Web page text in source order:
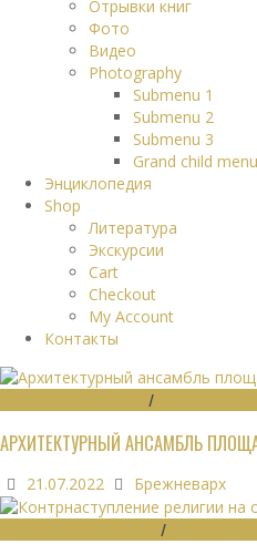
Отрывки книг
Фото
Видео
Photography
Submenu 1
Submenu 2
Submenu 3
Grand child menu
Энциклопедия
Shop
Литература
Экскурсии
Cart
Checkout
My Account
Контакты
/
АРХИТЕКТУРНЫЙ АНСАМБЛЬ
21.07.2022 Брежневарх
/